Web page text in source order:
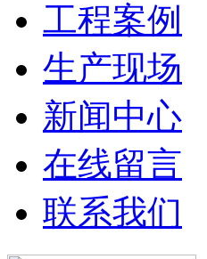
工程案例
生产现场
新闻中心
在线留言
联系我们